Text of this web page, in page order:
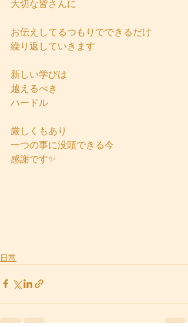
大切な皆さんに
お伝えしてるつもりでできるだけ
繰り返していきます
新しい学びは
越えるべき
ハードル
厳しくもあり
一つの事に没頭できる今
感謝です✨
日常